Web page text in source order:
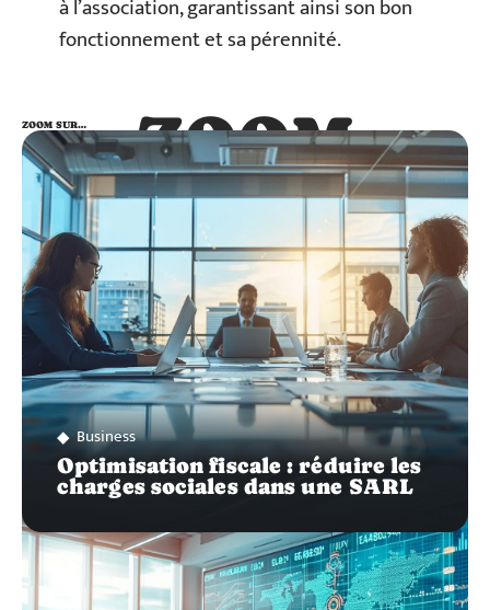
à l’association, garantissant ainsi son bon
fonctionnement et sa pérennité.
ZOOM
SUR…
ZOOM SUR…
Business
Optimisation fiscale : réduire les
charges sociales dans une SARL